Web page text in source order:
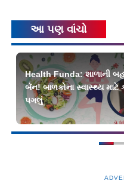
આ પણ વાંચો
Health Funda: શાળાની
બૅન! બાળકોના સ્વાસ્થ્ય માટે
પગલું